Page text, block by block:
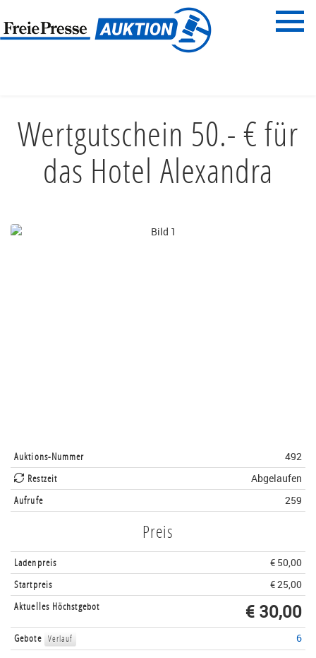
Menü
Wertgutschein 50.- € für
das Hotel Alexandra
Auktions-Nummer
492
Restzeit
Abgelaufen
Aufrufe
259
Preis
Ladenpreis
€ 50,00
Startpreis
€ 25,00
Aktuelles Höchstgebot
€ 30,00
Gebote Verlauf 6